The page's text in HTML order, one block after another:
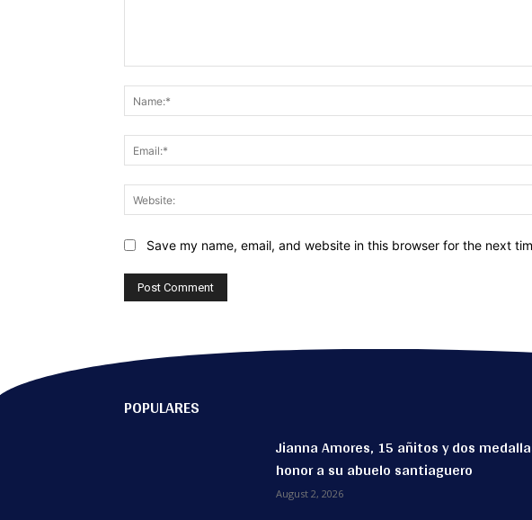
Save my name, email, and website in this browser for the next
POPULARES
Jianna Amores, 15 añitos y dos
honor a su abuelo santiaguero
August 2, 2026